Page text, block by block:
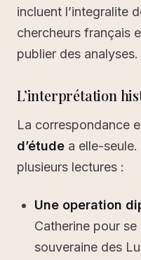
incluent l’integralite
chercheurs français
publier des analyses.
L’interprétation
La correspondance
d’étude a elle-
plusieurs lectures :
Une operation
Catherine pour
souveraine des